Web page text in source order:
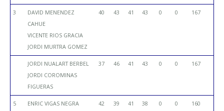
3
DAVID MENENDEZ
CAHUE
VICENTE RIOS GRACIA
JORDI MURTRA GOMEZ
40 43 41 43 0 0 167
JORDI NUALART BERBEL
JORDI COROMINAS
FIGUERAS
37 46 41 43 0 0 167
5
ENRIC VIGAS NEGRA
42 39 41 38 0 0 160